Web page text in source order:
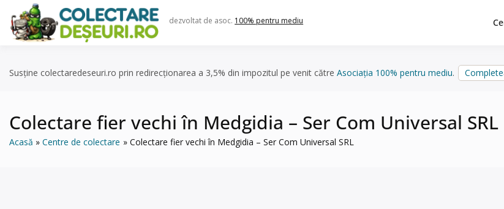
content
dezvoltat de asoc. 100% pentru mediu
Susține colectaredeseuri.ro prin redirecționarea a 3,5% din impozitul pe venit către Asociația 100% pentru mediu.
Colectare fier vechi în Medgidia – Ser Com Universal SRL
Acasă Centre de colectare Colectare fier vechi în Medgidia – Ser Com Universal SRL